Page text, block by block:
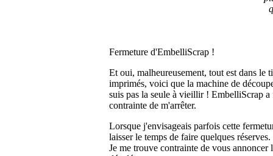
Fermeture d'EmbelliScrap !
Et oui, malheureusement, tout est dans le
imprimés, voici que la machine de
suis pas la seule à vieillir ! EmbelliScrap
contrainte de m'arrêter.
Lorsque j'envisageais parfois cette
laisser le temps de faire quelques
Je me trouve contrainte de vous